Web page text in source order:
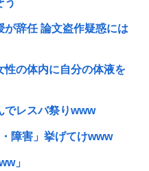
う
辞任 論文盗作疑惑には
性の体内に自分の体液を
でレスバ祭りwww
障害」挙げてけwww
」